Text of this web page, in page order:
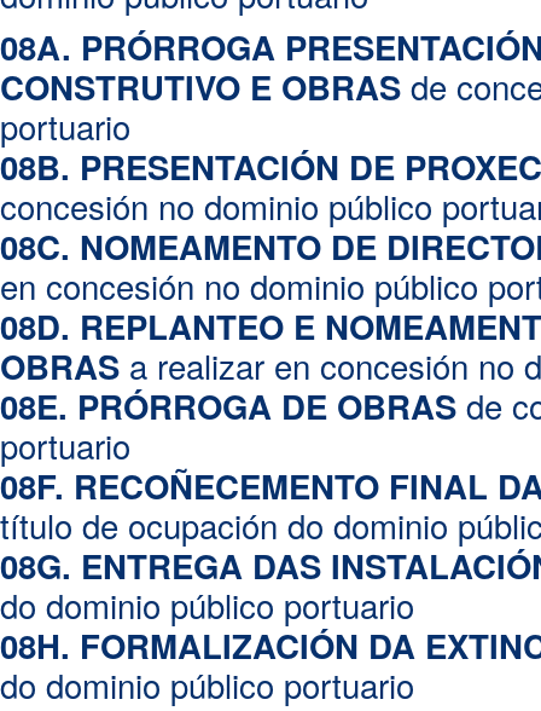
08A. PRÓRROGA
CONSTRUTIVO E OBRAS de
portuario
08B. PRESENTACIÓN DE
concesión no dominio público
08C. NOMEAMENTO DE
en concesión no dominio público
08D. REPLANTEO E
OBRAS a realizar en concesión no
08E. PRÓRROGA DE OBRAS de
portuario
08F. RECOÑECEMENTO FINAL
título de ocupación do dominio
08G. ENTREGA DAS
do dominio público portuario
08H. FORMALIZACIÓN DA
do dominio público portuario